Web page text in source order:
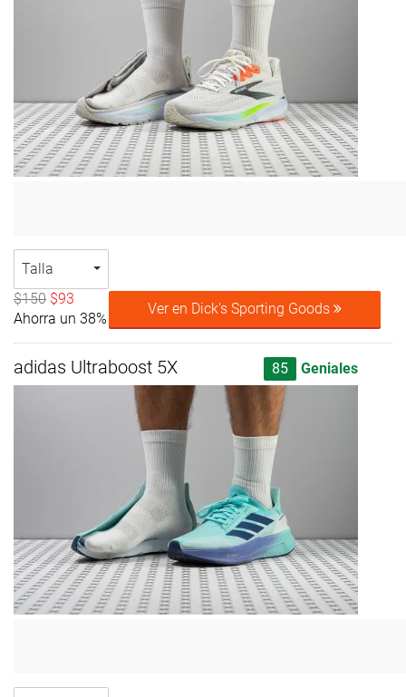
Talla
$150 $93
Ahorra un 38%
Ver en Dick's Sporting Goods
adidas Ultraboost 5X 85 Geniales